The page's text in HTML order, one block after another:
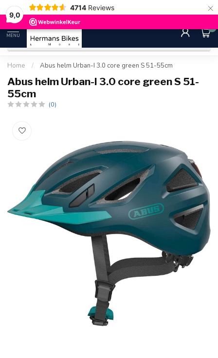
9,0
4714 Reviews ×
30 dagen bedenktijd Gratis
MENU
0
Home / Abus helm Urban-I 3.0 core green S 51-55cm
Abus helm Urban-I 3.0 core green S 51-
55cm
(0)